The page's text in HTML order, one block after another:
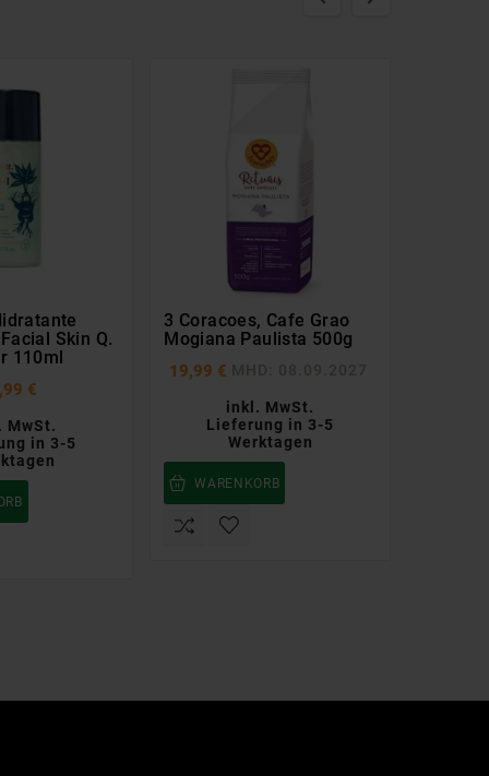
Skin Q.
110ml
€
MwSt.
in 3-5
3 Coracoes, Cafe Grao
Mogiana Paulista 500g
19,99 €
inkl. MwSt.
Lieferung in 3-5
Werktagen
WARENKORB